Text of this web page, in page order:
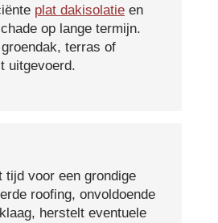
plat dakisolatie en
op lange termijn.
terras of
uitgevoerd.
tijd voor een grondige
roofing, onvoldoende
herstelt eventuele